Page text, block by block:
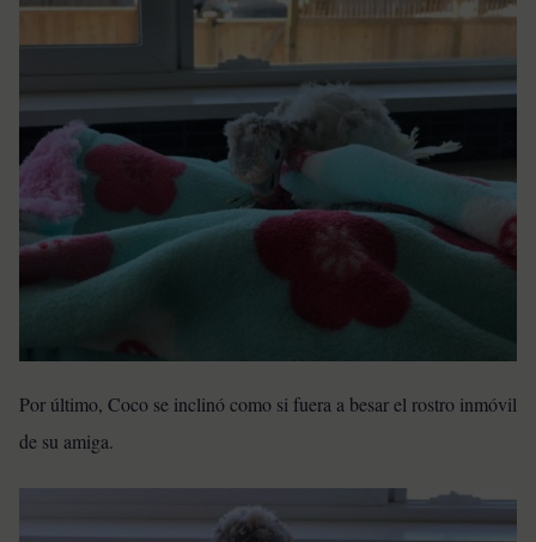
Por último, Coco se inclinó como si fuera a besar el rostro inmóvil
de su amiga.